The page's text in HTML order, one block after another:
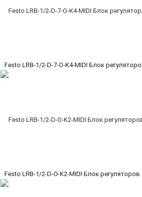
Festo LRB-1/2-D-7-O-K4-MIDI Блок
Festo LRB-1/2-D-O-K2-MIDI Блок регуляторов